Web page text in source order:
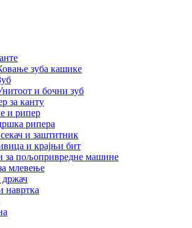
зуба кашике
и бочни зуб
за канту
и рипер
рипера
и заштитник
и крајњи бит
за пољопривредне машине
млевење
држач
навртка